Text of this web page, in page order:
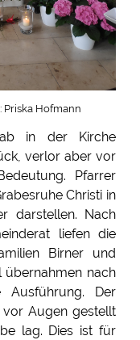
Priska Hofmann
in der Kirche
verlor aber vor
Pfarrer
Christi in
darstellen. Nach
liefen die
Birner und
übernahmen nach
Ausführung. Der
Augen gestellt
lag. Dies ist für